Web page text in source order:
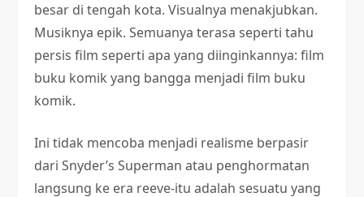
besar di tengah kota. Visualnya menakjubkan.
Musiknya epik. Semuanya terasa seperti tahu
persis film seperti apa yang diinginkannya: film
buku komik yang bangga menjadi film buku
komik.
Ini tidak mencoba menjadi realisme berpasir
dari Snyder’s Superman atau penghormatan
langsung ke era reeve-itu adalah sesuatu yang